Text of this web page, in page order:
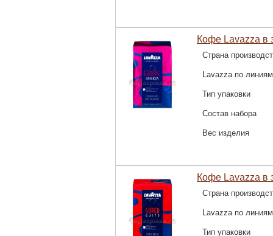
Кофе Lavazza в
Страна
Lavazza по линиям
Тип упаковки
Состав набора
Вес изделия
Кофе Lavazza в
Страна
Lavazza по линиям
Тип упаковки